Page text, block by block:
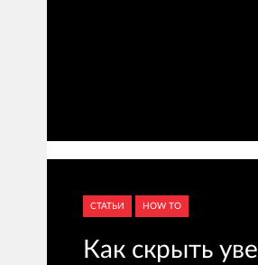
СТАТЬИ HOW TO
Как скрыть